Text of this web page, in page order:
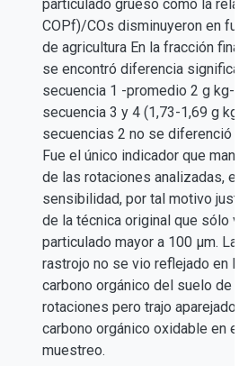
particulado grueso como la
COPf)/COs disminuyeron en
de agricultura En la fracción fina
se encontró diferencia
secuencia 1 -promedio 2 g kg-
secuencia 3 y 4 (1,73-1,69 g kg-
secuencias 2 no se diferenció
Fue el único indicador que
de las rotaciones analizadas,
sensibilidad, por tal motivo
de la técnica original que sólo
particulado mayor a 100 μm. La
rastrojo no se vio reflejado en
carbono orgánico del suelo de
rotaciones pero trajo aparejado
carbono orgánico oxidable en el
muestreo.